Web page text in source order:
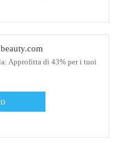
Approfitta di 43% per i tuoi